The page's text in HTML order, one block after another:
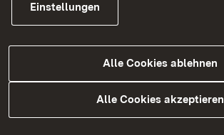
Facebook
Instagram
Einstellungen
Alle Cookies ablehnen
Alle Cookies akzeptieren